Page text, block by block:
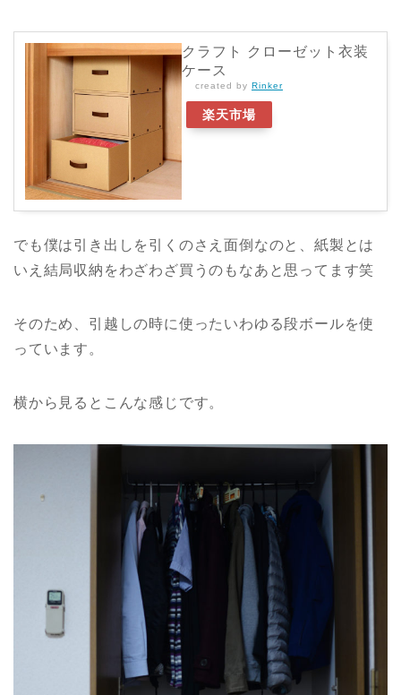
クラフト クローゼット衣装
ケース
created by Rinker
楽天市場
でも僕は引き出しを引くのさえ面倒なのと、紙製とは
いえ結局収納をわざわざ買うのもなあと思ってます笑
そのため、引越しの時に使ったいわゆる段ボールを使
っています。
横から見るとこんな感じです。